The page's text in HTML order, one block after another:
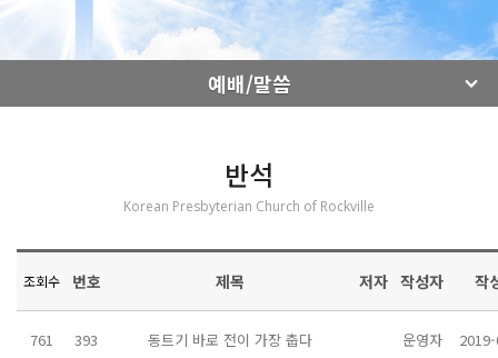
예배/말씀
반석
Korean Presbyterian Church of Rockville
조회수 번호 제목 저자 작성자 작
761 393 동트기 바로 전이 가장 춥다 운영자